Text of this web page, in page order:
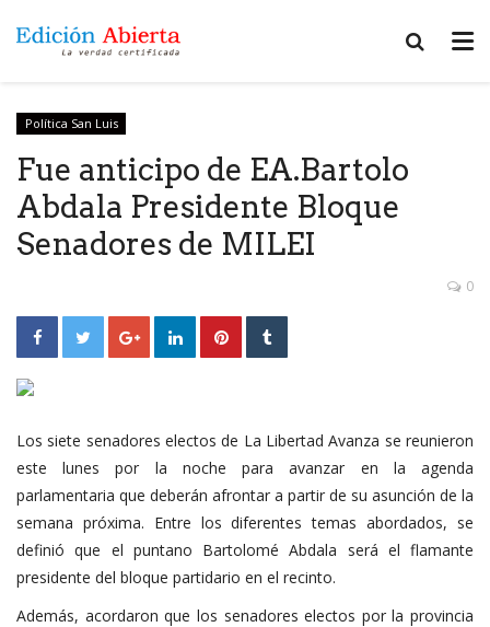
Política San Luis
Fue anticipo de EA.Bartolo
Abdala Presidente Bloque
Senadores de MILEI
0
Los siete senadores electos de La Libertad Avanza se reunieron
este lunes por la noche para avanzar en la agenda
parlamentaria que deberán afrontar a partir de su asunción de la
semana próxima. Entre los diferentes temas abordados, se
definió que el puntano Bartolomé Abdala será el flamante
presidente del bloque partidario en el recinto.
Además, acordaron que los senadores electos por la provincia